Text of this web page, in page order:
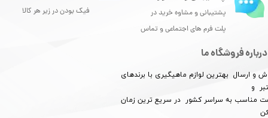
★★★★
درباره فروشگاه ما
و ارسال بهترین لوازم ماهیگیری با برندهای
و
مناسب به سراسر کشور در سریع ترین زمان
پشتیبانی و مشاوه خرید در
پلت فرم های اجتماعی و تماس
فیک بودن در زیر هر کالا